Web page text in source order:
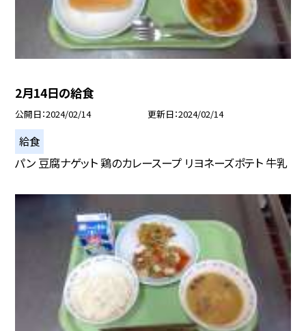
2月14日の給食
公開日 2024/02/14 更新日 2024/02/14
給食
パン 豆腐ナゲット 鶏のカレースープ リヨネーズポテト 牛乳